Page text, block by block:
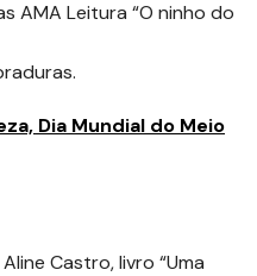
AMA Leitura “O ninho do
Dia Mundial do Meio
Castro, livro “Uma